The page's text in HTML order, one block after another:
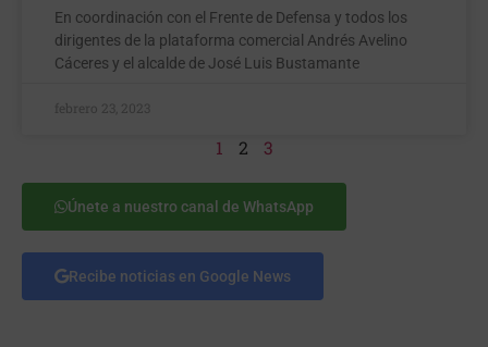
En coordinación con el Frente de Defensa y todos los
dirigentes de la plataforma comercial Andrés Avelino
Cáceres y el alcalde de José Luis Bustamante
febrero 23, 2023
1 2 3
Únete a nuestro canal de WhatsApp
Recibe noticias en Google News